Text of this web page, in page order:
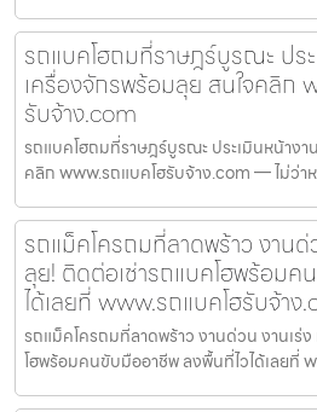
รถแบคโฮถมที่ราษฎร์บูรณะ ปร
เครื่องจักรพร้อมลุย สนใจคลิก
รับจ้าง.com
รถแบคโฮถมที่ราษฎร์บูรณะ ประเมินหน้าง
คลิก www.รถแบคโฮรับจ้าง.com — ไม่ว่า
รถแม็คโครถมที่ลาดพร้าว งานด่
ลุย! ติดต่อเช่ารถแบคโฮพร้อม
ได้เลยที่ www.รถแบคโฮรับจ้าง
รถแม็คโครถมที่ลาดพร้าว งานด่วน งานเร่
โฮพร้อมคนขับมืออาชีพ ลงพื้นที่ไวได้เลยที่